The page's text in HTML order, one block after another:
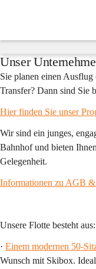
nach
und
mehr...
Unser
Sie planen einen Ausflug
Transfer? Dann sind Sie
Hier finden Sie unser
Wir sind ein junges,
Bahnhof und bieten
Gelegenheit.
Informationen zu AGB
Unsere Flotte besteht aus:
· Einem modernen 50-
Wunsch mit Skibox.